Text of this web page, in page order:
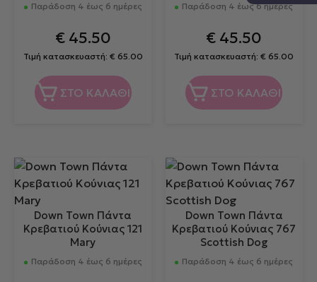
Παράδοση 4 έως 6 ημέρες
€45.50
Τιμή κατασκευαστή: € 65.00
ΣΤΟ ΚΑΛΑΘΙ
Παράδοση 4 έως 6 ημέρες
€ 45.50
Τιμή κατασκευαστή:€ 65.00
ΣΤΟ ΚΑΛΑΘΙ
Down Town Πάντα
Κρεβατιού Κούνιας 121
Mary
Παράδοση 4 έως 6 ημέρες
Down Town Πάντα
Κρεβατιού Κούνιας 767
Scottish Dog
Παράδοση 4 έως 6 ημέρες